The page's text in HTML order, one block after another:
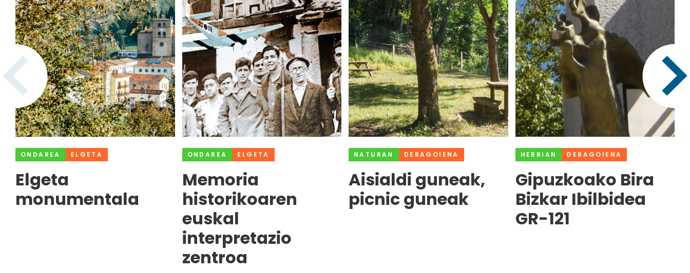
ONDAREA ELGETA
Elgeta
monumentala
ONDAREA ELGETA
Memoria
historikoaren
euskal
interpretazio
zentroa
NATURAN DEBAGOIENA
Aisialdi guneak,
picnic guneak
HERRIAN DEBAGOIENA
Gipuzkoako Bira
Bizkar Ibilbidea
GR-121